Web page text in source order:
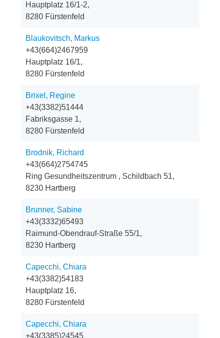
Hauptplatz 16/1-2,
8280 Fürstenfeld
Blaukovitsch, Markus
+43(664)2467959
Hauptplatz 16/1,
8280 Fürstenfeld
Brixel, Regine
+43(3382)51444
Fabriksgasse 1,
8280 Fürstenfeld
Brodnik, Richard
+43(664)2754745
Ring Gesundheitszentrum , Schildbach 51,
8230 Hartberg
Brunner, Sabine
+43(3332)65493
Raimund-Obendrauf-Straße 55/1,
8230 Hartberg
Capecchi, Chiara
+43(3382)54183
Hauptplatz 16,
8280 Fürstenfeld
Capecchi, Chiara
+43(3385)24545